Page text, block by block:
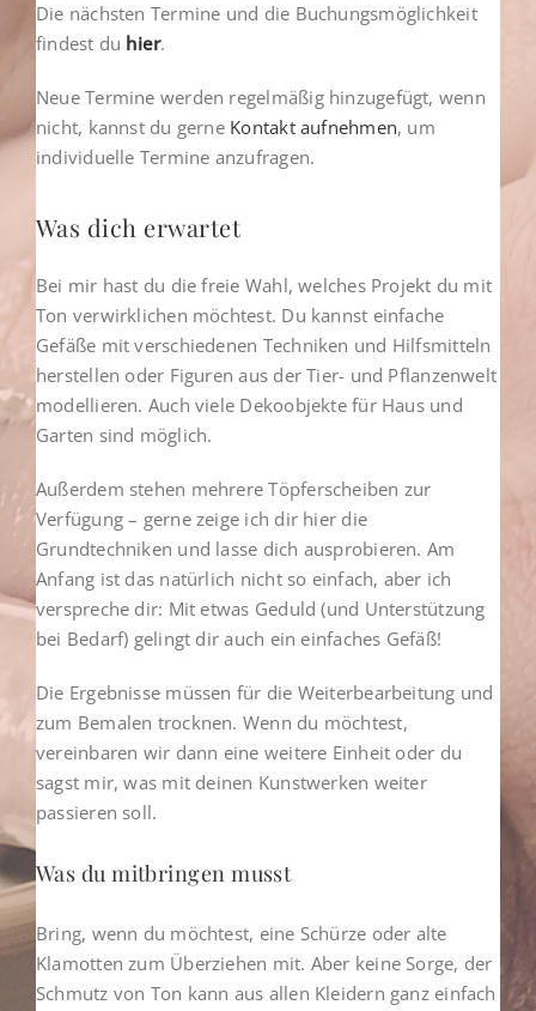
Die nächsten Termine und die Buchungsmöglichkeit
findest du hier.
Neue Termine werden regelmäßig hinzugefügt, wenn
nicht, kannst du gerne Kontakt aufnehmen, um
individuelle Termine anzufragen.
Was dich erwartet
Bei mir hast du die freie Wahl, welches Projekt du mit
Ton verwirklichen möchtest. Du kannst einfache
Gefäße mit verschiedenen Techniken und Hilfsmitteln
herstellen oder Figuren aus der Tier- und Pflanzenwelt
modellieren. Auch viele Dekoobjekte für Haus und
Garten sind möglich.
Außerdem stehen mehrere Töpferscheiben zur
Verfügung – gerne zeige ich dir hier die
Grundtechniken und lasse dich ausprobieren. Am
Anfang ist das natürlich nicht so einfach, aber ich
verspreche dir: Mit etwas Geduld (und Unterstützung
bei Bedarf) gelingt dir auch ein einfaches Gefäß!
Die Ergebnisse müssen für die Weiterbearbeitung und
zum Bemalen trocknen. Wenn du möchtest,
vereinbaren wir dann eine weitere Einheit oder du
sagst mir, was mit deinen Kunstwerken weiter
passieren soll.
Was du mitbringen musst
Bring, wenn du möchtest, eine Schürze oder alte
Klamotten zum Überziehen mit. Aber keine Sorge, der
Schmutz von Ton kann aus allen Kleidern ganz einfach